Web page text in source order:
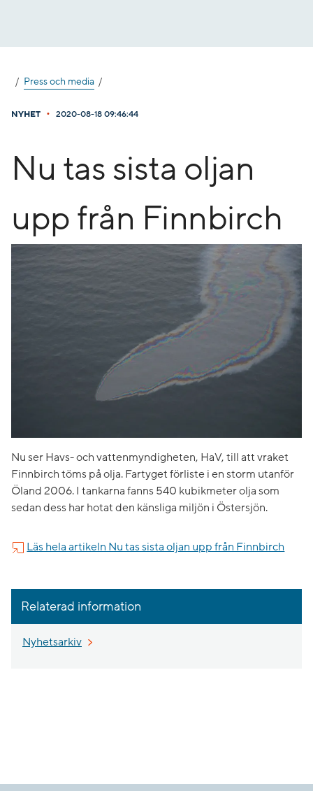
Press och media
NYHET • 2020-08-18 09:46:44
Nu tas sista oljan
upp från Finnbirch
Nu ser Havs- och vattenmyndigheten, HaV, till att vraket
Finnbirch töms på olja. Fartyget förliste i en storm utanför
Öland 2006. I tankarna fanns 540 kubikmeter olja som
sedan dess har hotat den känsliga miljön i Östersjön.
Läs hela artikeln Nu tas sista oljan upp från Finnbirch
Relaterad information
Nyhetsarkiv